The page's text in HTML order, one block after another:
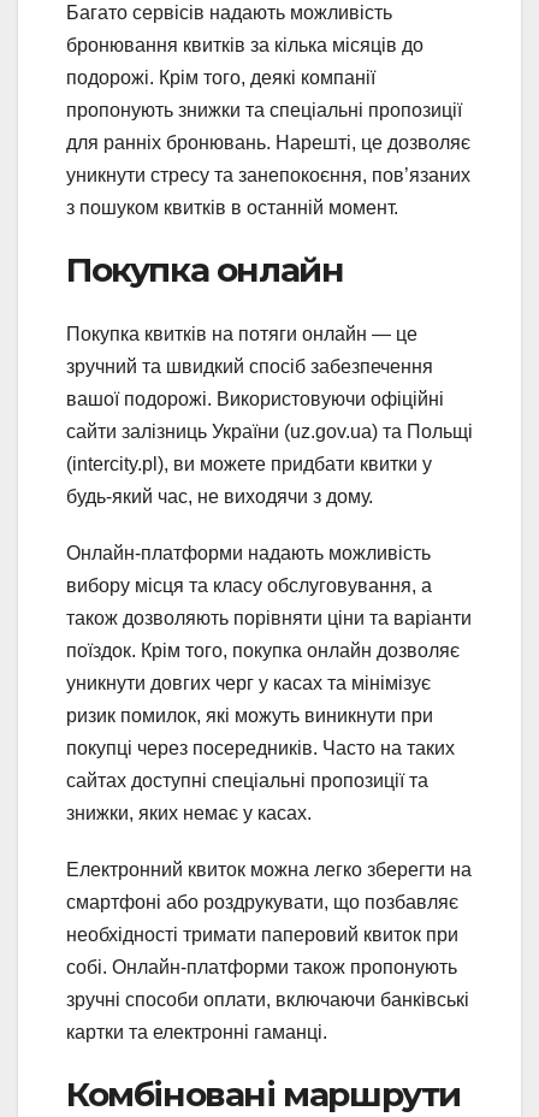
Багато сервісів надають можливість
бронювання квитків за кілька місяців до
подорожі. Крім того, деякі компанії
пропонують знижки та спеціальні пропозиції
для ранніх бронювань. Нарешті, це дозволяє
уникнути стресу та занепокоєння, пов’язаних
з пошуком квитків в останній момент.
Покупка онлайн
Покупка квитків на потяги онлайн — це
зручний та швидкий спосіб забезпечення
вашої подорожі. Використовуючи офіційні
сайти залізниць України (uz.gov.ua) та Польщі
(intercity.pl), ви можете придбати квитки у
будь-який час, не виходячи з дому.
Онлайн-платформи надають можливість
вибору місця та класу обслуговування, а
також дозволяють порівняти ціни та варіанти
поїздок. Крім того, покупка онлайн дозволяє
уникнути довгих черг у касах та мінімізує
ризик помилок, які можуть виникнути при
покупці через посередників. Часто на таких
сайтах доступні спеціальні пропозиції та
знижки, яких немає у касах.
Електронний квиток можна легко зберегти на
смартфоні або роздрукувати, що позбавляє
необхідності тримати паперовий квиток при
собі. Онлайн-платформи також пропонують
зручні способи оплати, включаючи банківські
картки та електронні гаманці.
Комбіновані маршрути